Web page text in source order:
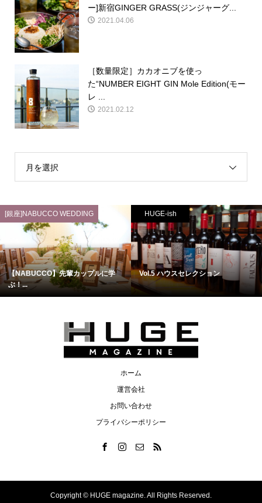
ー]新宿GINGER GRASS(ジンジャーグ...
2021.04.06
［数量限定］カカオニブを使っ
た“NUMBER EIGHT GIN Mole Edition(モー
レ ...
2021.02.12
月を選択
[銀座]NABUCCO WEDDING
【NABUCCO】先輩カップルに学
ぶ！...
HUGE-ish
Vol.5 ハウスセレクション
ホーム
運営会社
お問い合わせ
プライバシーポリシー
Copyright © HUGE magazine. All Rights Reserved.